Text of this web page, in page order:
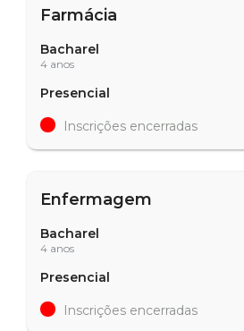
Farmácia
Bacharel
4 anos
Presencial
Inscrições encerradas
Enfermagem
Bacharel
4 anos
Presencial
Inscrições encerradas